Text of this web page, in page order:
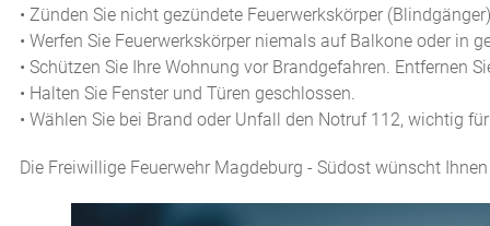
• Zünden Sie nicht gezündete Feuerwerkskörper
• Werfen Sie Feuerwerkskörper niemals auf Balkone oder in
• Schützen Sie Ihre Wohnung vor Brandgefahren. Entfernen
• Halten Sie Fenster und Türen geschlossen.
• Wählen Sie bei Brand oder Unfall den Notruf 112, wichtig
Die Freiwillige Feuerwehr Magdeburg - Südost wünscht